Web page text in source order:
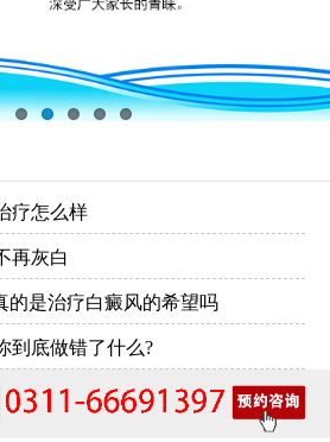
疗怎么样
再灰白
的是治疗白癜风的希望吗
到底做错了什么?